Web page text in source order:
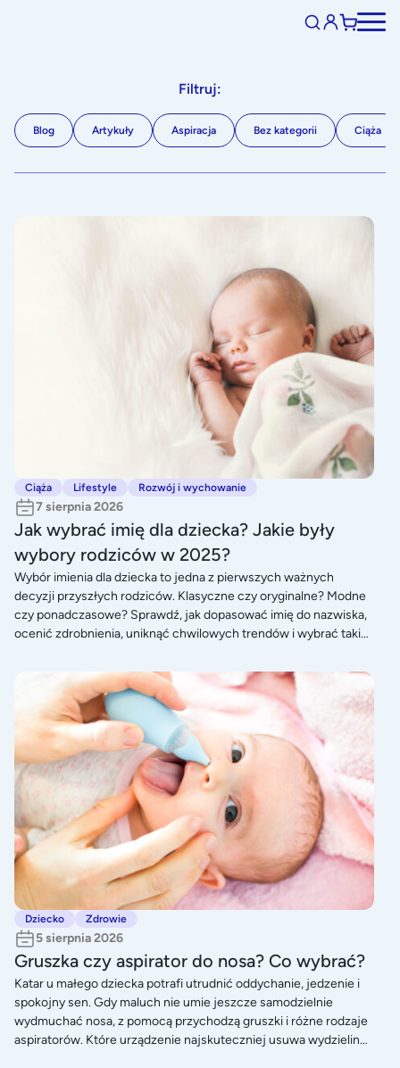
Filtruj:
Blog Artykuły Aspiracja Bez kategorii Ciąża
Jak wybrać imię dla dziecka? Jakie były wybory
Ciąża Lifestyle Rozwój i wychowanie
7 sierpnia 2026
Jak wybrać imię dla dziecka? Jakie były
wybory rodziców w 2025?
Wybór imienia dla dziecka to jedna z pierwszych ważnych
decyzji przyszłych rodziców. Klasyczne czy oryginalne? Modne
czy ponadczasowe? Sprawdź, jak dopasować imię do nazwiska,
ocenić zdrobnienia, uniknąć chwilowych trendów i wybrać takie,
Gruszka czy aspirator do nosa? Co wybrać?
Dziecko Zdrowie
5 sierpnia 2026
Gruszka czy aspirator do nosa? Co wybrać?
Katar u małego dziecka potrafi utrudnić oddychanie, jedzenie i
spokojny sen. Gdy maluch nie umie jeszcze samodzielnie
wydmuchać nosa, z pomocą przychodzą gruszki i różne rodzaje
aspiratorów. Które urządzenie najskuteczniej usuwa wydzielinę,